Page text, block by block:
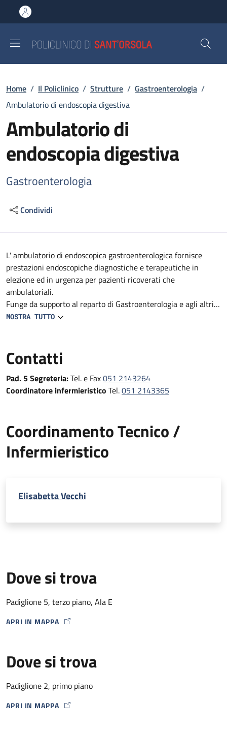
al contenuto principale
to footer content
Briciole di pane
Home / Il Policlinico / Strutture / Gastroenterologia /
Ambulatorio di endoscopia digestiva
Ambulatorio di
endoscopia digestiva
Gastroenterologia
Condividi
Descrizione
L' ambulatorio di endoscopica gastroenterologica fornisce
prestazioni endoscopiche diagnostiche e terapeutiche in
elezione ed in urgenza per pazienti ricoverati che
ambulatoriali.
Funge da supporto al reparto di Gastroenterologia e agli altri
reparti e DS del Policlinico (Medicine, Geriatrie, Oncologie,
Fornisce prestazioni endoscopiche diagnostiche e terapeutiche
in urgenza, in elezione e follow-up
MOSTRA TUTTO
Contatti
Pad. 5 Segreteria:Tel. e Fax051 2143264
Coordinatore infermieristico Tel.051 2143365
Coordinamento Tecnico /
Infermieristico
Elisabetta Vecchi
Dove si trova
Padiglione 5, terzo piano, Ala E
APRI IN MAPPA
MAP ICON
Dove si trova
Padiglione 2, primo piano
APRI IN MAPPA
MAP ICON